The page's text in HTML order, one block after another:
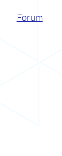
Forum